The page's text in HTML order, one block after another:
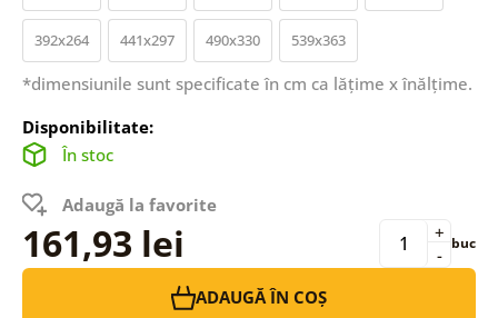
392x264 441x297 490x330 539x363
*dimensiunile sunt specificate în cm ca lățime x înălțime.
Disponibilitate:
În stoc
Adaugă la favorite
161,93 lei -
+ buc
ADAUGĂ ÎN COȘ